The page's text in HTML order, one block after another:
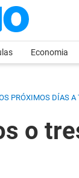
Economia
PRÓXIMOS DÍAS
o